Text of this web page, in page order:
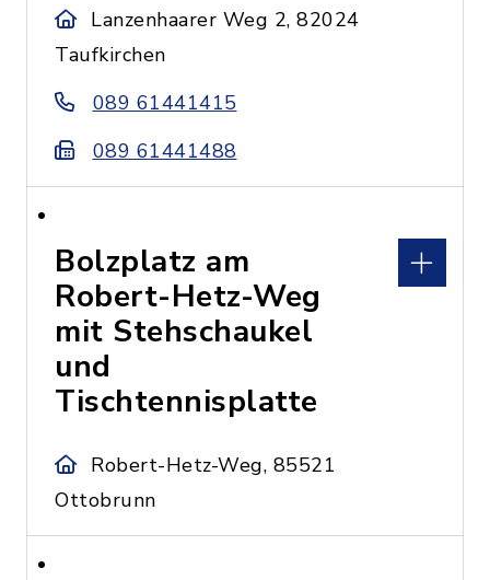
Lanzenhaarer Weg 2, 82024
Taufkirchen
089 61441415
089 61441488
Bolzplatz am
Robert-Hetz-Weg
mit Stehschaukel
und
Tischtennisplatte
Robert-Hetz-Weg, 85521
Ottobrunn